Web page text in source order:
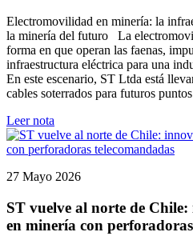
Electromovilidad en minería: la
la minería del futuro La
forma en que operan las faenas,
infraestructura eléctrica para una
En este escenario, ST Ltda está
cables soterrados para futuros
Leer nota
27 Mayo 2026
ST vuelve al norte de
en minería con